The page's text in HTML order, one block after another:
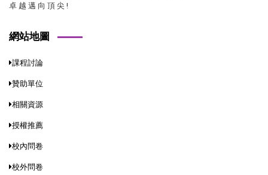
卓 越 邁 向 頂 尖 !
網站地圖
課程討論
贊助單位
相關資源
授權推薦
校內問卷
校外問卷